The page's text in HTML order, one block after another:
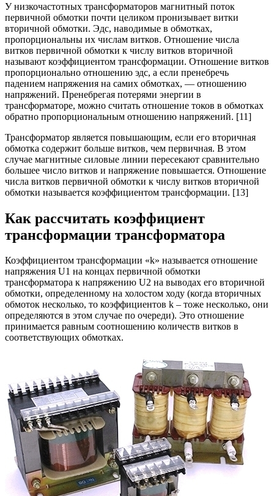
У низкочастотных трансформаторов магнитный поток
первичной обмотки почти целиком пронизывает витки
вторичной обмотки. Эдс, наводимые в обмотках,
пропорциональны их числам витков. Отношение числа
витков первичной обмотки к числу витков вторичной
называют коэффициентом трансформации. Отношение витков
пропорционально отношению эдс, а если пренебречь
падением напряжения на самих обмотках, — отношению
напряжений. Пренебрегая потерями энергии в
трансформаторе, можно считать отношение токов в обмотках
обратно пропорциональным отношению напряжений. [11]
Трансформатор является повышающим, если его вторичная
обмотка содержит больше витков, чем первичная. В этом
случае магнитные силовые линии пересекают сравнительно
большее число витков и напряжение повышается. Отношение
числа витков первичной обмотки к числу витков вторичной
обмотки называется коэффициентом трансформации. [13]
Как рассчитать коэффициент
трансформации трансформатора
Коэффициентом трансформации «k» называется отношение
напряжения U1 на концах первичной обмотки
трансформатора к напряжению U2 на выводах его вторичной
обмотки, определенному на холостом ходу (когда вторичных
обмоток несколько, то коэффициентов k – тоже несколько, они
определяются в этом случае по очереди). Это отношение
принимается равным соотношению количеств витков в
соответствующих обмотках.